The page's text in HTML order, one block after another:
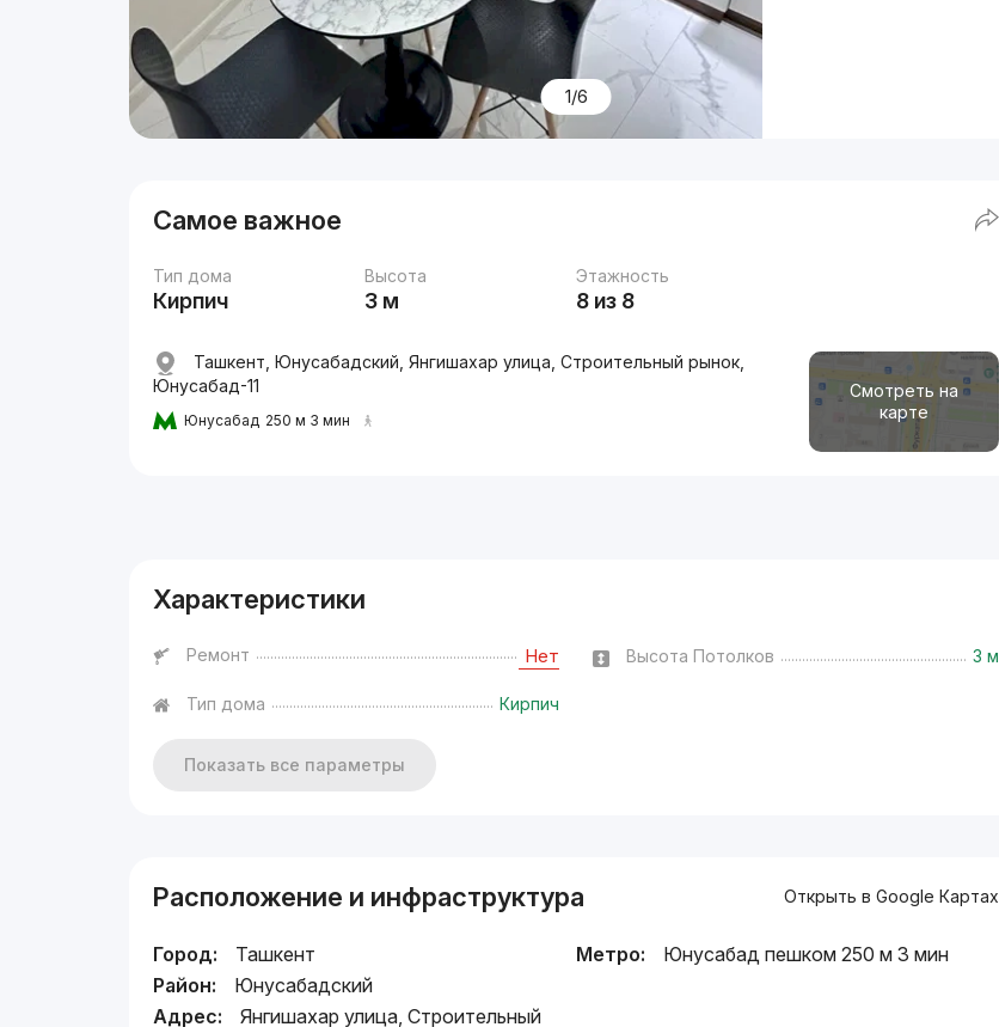
1/6
Самое важное
Тип дома
Кирпич
Высота
3 м
Этажность
8 из 8
Смотреть на
карте
Ташкент, Юнусабадский, Янгишахар улица, Строительный рынок,
Юнусабад-11
Юнусабад 250 м 3 мин
Характеристики
Ремонт Нет Высота Потолков 3 м
Тип дома Кирпич
Показать все параметры
Расположение и инфраструктура Открыть в Google Картах
Город:
Ташкент
Район:
Юнусабадский
Адрес:
Янгишахар улица, Строительный
Метро: Юнусабад пешком 250 м 3 мин